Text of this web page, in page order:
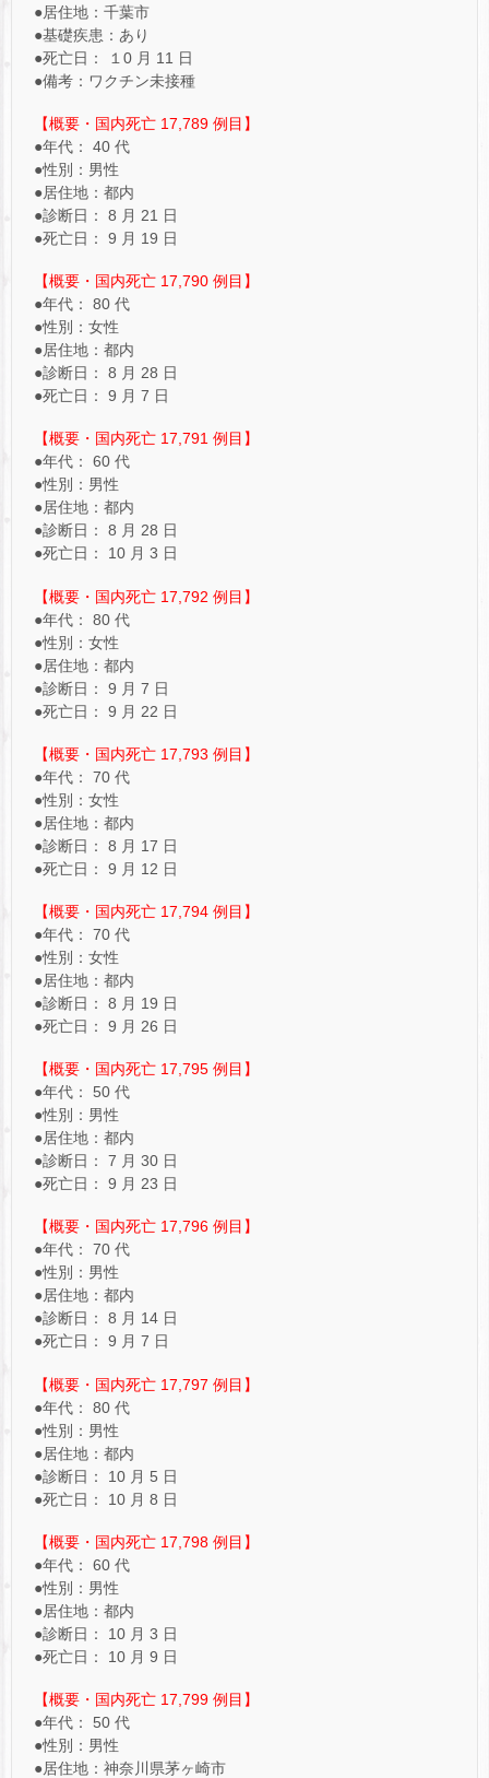
●居住地：千葉市
●基礎疾患：あり
●死亡日： １0 月 11 日
●備考：ワクチン未接種
【概要・国内死亡 17,789 例目】
●年代： 40 代
●性別：男性
●居住地：都内
●診断日： 8 月 21 日
●死亡日： 9 月 19 日
【概要・国内死亡 17,790 例目】
●年代： 80 代
●性別：女性
●居住地：都内
●診断日： 8 月 28 日
●死亡日： 9 月 7 日
【概要・国内死亡 17,791 例目】
●年代： 60 代
●性別：男性
●居住地：都内
●診断日： 8 月 28 日
●死亡日： 10 月 3 日
【概要・国内死亡 17,792 例目】
●年代： 80 代
●性別：女性
●居住地：都内
●診断日： 9 月 7 日
●死亡日： 9 月 22 日
【概要・国内死亡 17,793 例目】
●年代： 70 代
●性別：女性
●居住地：都内
●診断日： 8 月 17 日
●死亡日： 9 月 12 日
【概要・国内死亡 17,794 例目】
●年代： 70 代
●性別：女性
●居住地：都内
●診断日： 8 月 19 日
●死亡日： 9 月 26 日
【概要・国内死亡 17,795 例目】
●年代： 50 代
●性別：男性
●居住地：都内
●診断日： 7 月 30 日
●死亡日： 9 月 23 日
【概要・国内死亡 17,796 例目】
●年代： 70 代
●性別：男性
●居住地：都内
●診断日： 8 月 14 日
●死亡日： 9 月 7 日
【概要・国内死亡 17,797 例目】
●年代： 80 代
●性別：男性
●居住地：都内
●診断日： 10 月 5 日
●死亡日： 10 月 8 日
【概要・国内死亡 17,798 例目】
●年代： 60 代
●性別：男性
●居住地：都内
●診断日： 10 月 3 日
●死亡日： 10 月 9 日
【概要・国内死亡 17,799 例目】
●年代： 50 代
●性別：男性
●居住地：神奈川県茅ヶ崎市